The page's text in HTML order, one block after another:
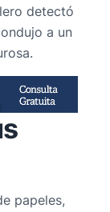
detectó
a un
papeles,